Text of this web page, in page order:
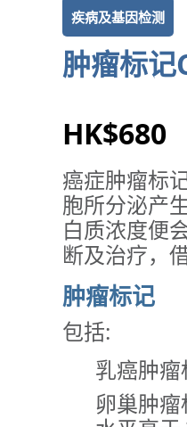
疾病及基因检测
肿瘤标记
HK$680
癌症肿瘤标
胞所分泌产
白质浓度便
断及治疗，
肿瘤标记
包括:
乳癌肿
卵巢肿